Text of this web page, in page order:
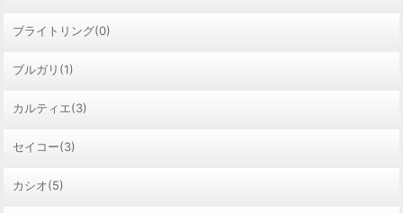
ブライトリング(0)
ブルガリ(1)
カルティエ(3)
セイコー(3)
カシオ(5)